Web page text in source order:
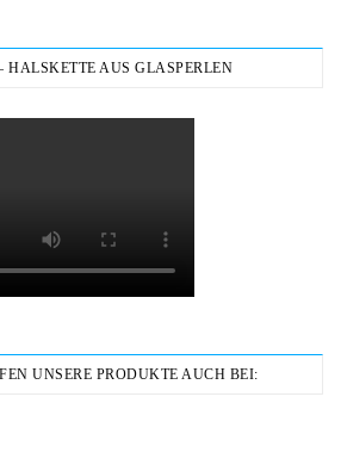
HALSKETTE AUS GLASPERLEN
UNSERE PRODUKTE AUCH BEI: